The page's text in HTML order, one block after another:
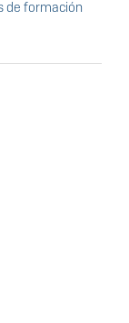
de formación